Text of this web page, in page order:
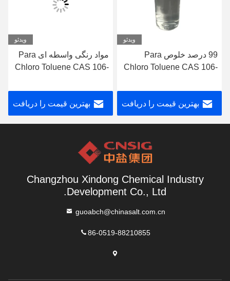
ویدئو
99 درصد خلوص Para
Chloro Toluene CAS 106-
بهترین قیمت را دریافت
ویدئو
مواد رنگی واسطه ای Para
Chloro Toluene CAS 106-
بهترین قیمت را دریافت
Changzhou Xindong Chemical Industry
Development Co., Ltd.
guoabch@chinasalt.com.cn
86-0519-88210855